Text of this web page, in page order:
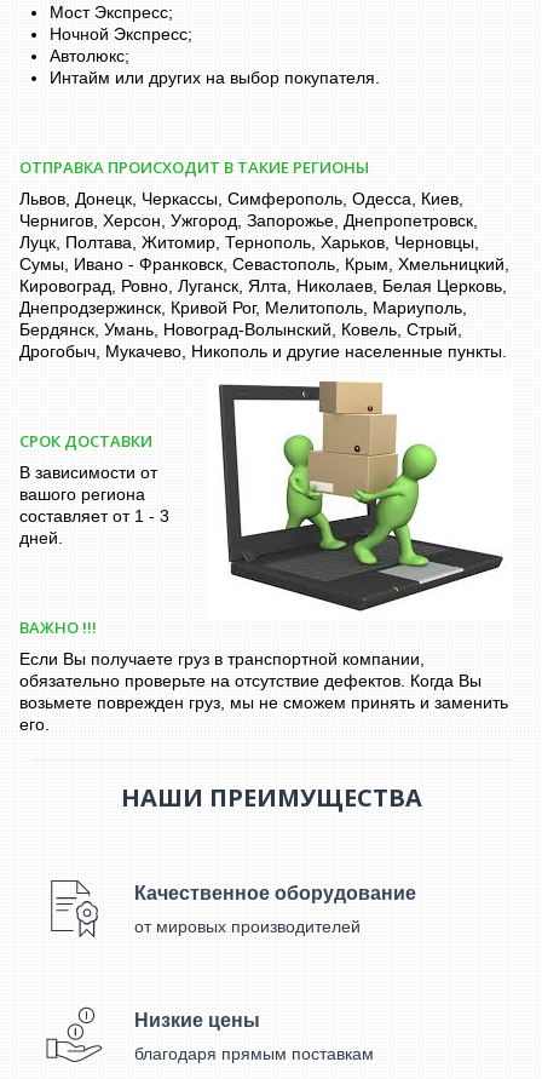
Мост Экспресс;
Ночной Экспресс;
Автолюкс;
Интайм или других на выбор покупателя.
ОТПРАВКА ПРОИСХОДИТ В ТАКИЕ РЕГИОНЫ
Львов, Донецк, Черкассы, Симферополь, Одесса, Киев,
Чернигов, Херсон, Ужгород, Запорожье, Днепропетровск,
Луцк, Полтава, Житомир, Тернополь, Харьков, Черновцы,
Сумы, Ивано - Франковск, Севастополь, Крым, Хмельницкий,
Кировоград, Ровно, Луганск, Ялта, Николаев, Белая Церковь,
Днепродзержинск, Кривой Рог, Мелитополь, Мариуполь,
Бердянск, Умань, Новоград-Волынский, Ковель, Стрый,
Дрогобыч, Мукачево, Никополь и другие населенные пункты.
СРОК ДОСТАВКИ
В зависимости от
вашого региона
составляет от 1 - 3
дней.
ВАЖНО !!!
Если Вы получаете груз в транспортной компании,
обязательно проверьте на отсутствие дефектов. Когда Вы
возьмете поврежден груз, мы не сможем принять и заменить
его.
НАШИ ПРЕИМУЩЕСТВА
Качественное оборудование
от мировых производителей
Низкие цены
благодаря прямым поставкам